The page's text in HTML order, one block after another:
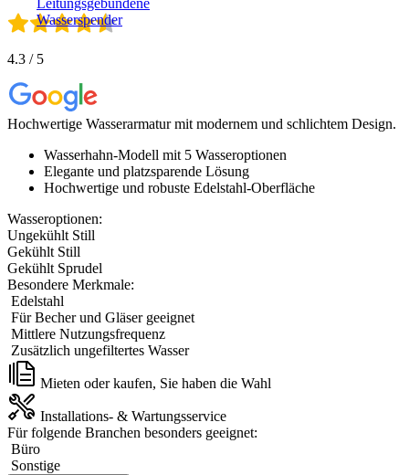
Leitungsgebundene
Wasserspender
4.3 / 5
Hochwertige Wasserarmatur mit modernem und schlichtem Design.
Wasserhahn-Modell mit 5 Wasseroptionen
Elegante und platzsparende Lösung
Hochwertige und robuste Edelstahl-Oberfläche
Wasseroptionen:
Ungekühlt Still
Gekühlt Still
Gekühlt Sprudel
Besondere Merkmale:
Edelstahl
Für Becher und Gläser geeignet
Mittlere Nutzungsfrequenz
Zusätzlich ungefiltertes Wasser
Mieten oder kaufen, Sie haben die Wahl
Installations- & Wartungsservice
Für folgende Branchen besonders geeignet:
Büro
Sonstige